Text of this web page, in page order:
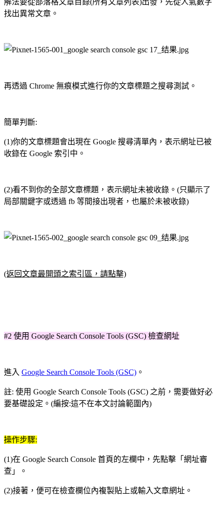
找出異常文章。
再透過 Chrome 無痕模式進行你的文章標題之搜尋測試。
簡單判斷:
(1)你的文章標題會出現在 Google 搜尋清單內，表示網址已被
收錄在 Google 索引中。
(2)看不到你的全部文章標題，表示網址未被收錄。(只顯示了
局部關鍵字或透過 fb 等間接出現者，也屬於未被收錄)
(返回文章最開頭之索引區，請點擊)
#2 使用 Google Search Console Tools (GSC) 檢查網址
進入 Google Search Console Tools (GSC) 。
註: 使用 Google Search Console Tools (GSC) 之前，需要做好必
要基礎設定。(編按:這不在本文討論範圍內)
操作步驟:
(1)在 Google Search Console 首頁的左欄中，先點擊「網址審
查」。
(2)接著，便可在檢查欄位內複製貼上或輸入文章網址。